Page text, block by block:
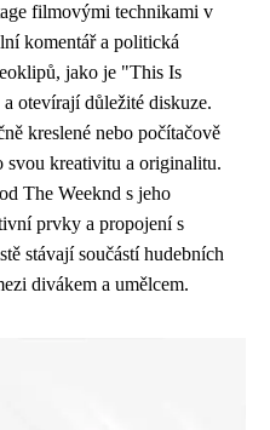
filmovými technikami v
komentář a politická
jako je "This Is
otevírají důležité diskuze.
kreslené nebo počítačově
svou kreativitu a originalitu.
The Weeknd s jeho
prvky a propojení s
stávají součástí hudebních
divákem a umělcem.